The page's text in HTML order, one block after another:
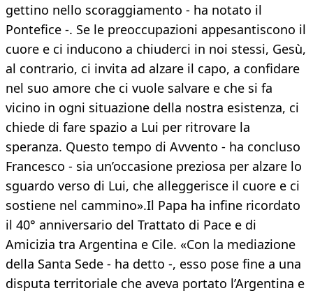
gettino nello scoraggiamento - ha notato il
Pontefice -. Se le preoccupazioni appesantiscono il
cuore e ci inducono a chiuderci in noi stessi, Gesù,
al contrario, ci invita ad alzare il capo, a confidare
nel suo amore che ci vuole salvare e che si fa
vicino in ogni situazione della nostra esistenza, ci
chiede di fare spazio a Lui per ritrovare la
speranza. Questo tempo di Avvento - ha concluso
Francesco - sia un’occasione preziosa per alzare lo
sguardo verso di Lui, che alleggerisce il cuore e ci
sostiene nel cammino».​Il Papa ha infine ricordato
il 40° anniversario del Trattato di Pace e di
Amicizia tra Argentina e Cile. «Con la mediazione
della Santa Sede - ha detto -, esso pose fine a una
disputa territoriale che aveva portato l’Argentina e